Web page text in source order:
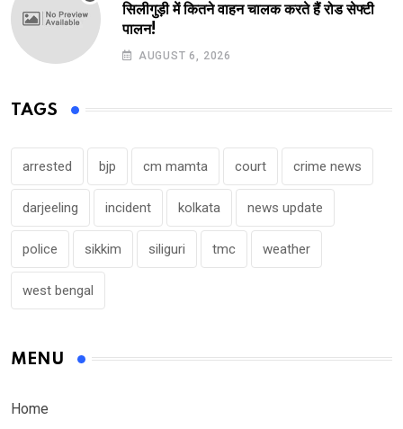
सिलीगुड़ी में कितने वाहन चालक करते हैं रोड सेफ्टी
पालन!
AUGUST 6, 2026
TAGS
arrested bjp cm mamta court crime news
darjeeling incident kolkata news update
police sikkim siliguri tmc weather
west bengal
MENU
Home